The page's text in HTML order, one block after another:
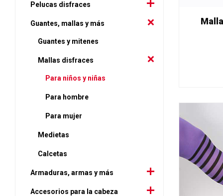
Pelucas disfraces
Guantes, mallas y más
Guantes y mitenes
Mallas disfraces
Para niños y niñas
Para hombre
Para mujer
Medietas
Calcetas
Armaduras, armas y más
Accesorios para la cabeza